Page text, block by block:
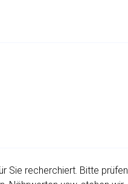
Sie recherchiert. Bitte prüfen